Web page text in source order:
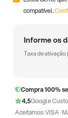
compatível.
Informe os
Taxa de ativação (
Compra 100%
4,5Google
Aceitamos: VISA ·